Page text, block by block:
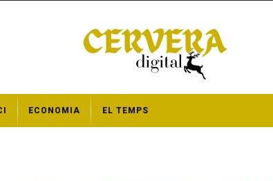
ECONOMIA EL TEMPS